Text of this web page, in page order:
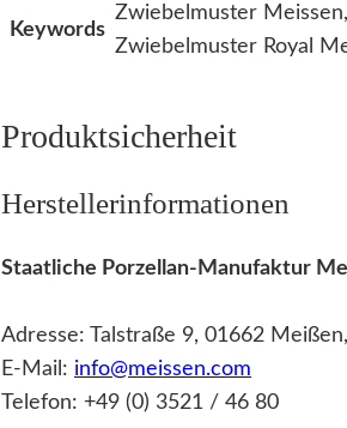
Keywords
Zwiebelmuster
Zwiebelmuster Royal
Produktsicherheit
Herstellerinformationen
Staatliche Porzellan-Manufaktur
Adresse: Talstraße 9, 01662
E-Mail: info@meissen.com
Telefon: +49 (0) 3521 / 46 80